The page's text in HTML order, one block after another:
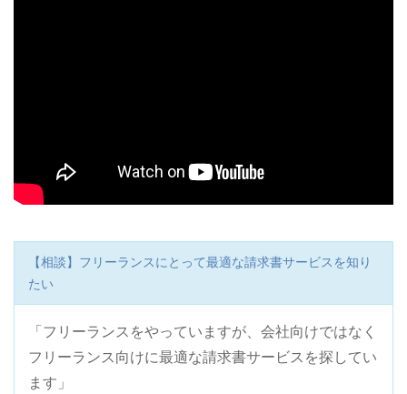
【相談】フリーランスにとって最適な請求書サービスを知り
たい
「フリーランスをやっていますが、会社向けではなく
フリーランス向けに最適な請求書サービスを探してい
ます」